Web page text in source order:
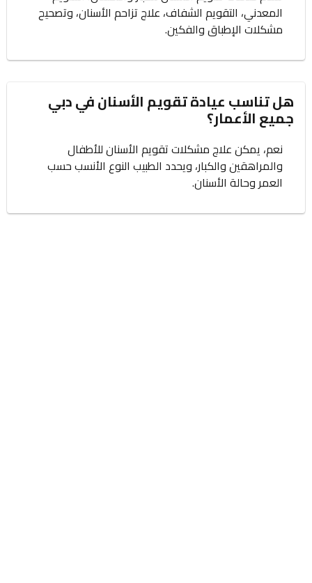
المعدني، التقويم الشفاف، علاج تزاحم الأسنان، وتصحيح
مشكلات الإطباق والفكين.
هل تناسب عيادة تقويم الأسنان في دبي
جميع الأعمار؟
نعم، يمكن علاج مشكلات تقويم الأسنان للأطفال
والمراهقين والكبار، ويحدد الطبيب النوع الأنسب حسب
العمر وحالة الأسنان.